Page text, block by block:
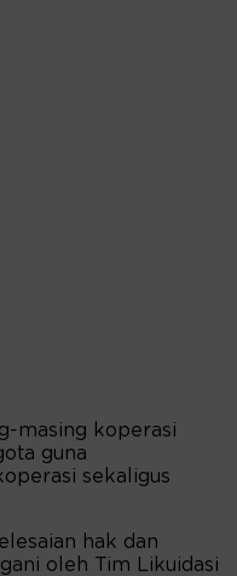
masing koperasi
guna
sekaligus
hak dan
oleh Tim Likuidasi